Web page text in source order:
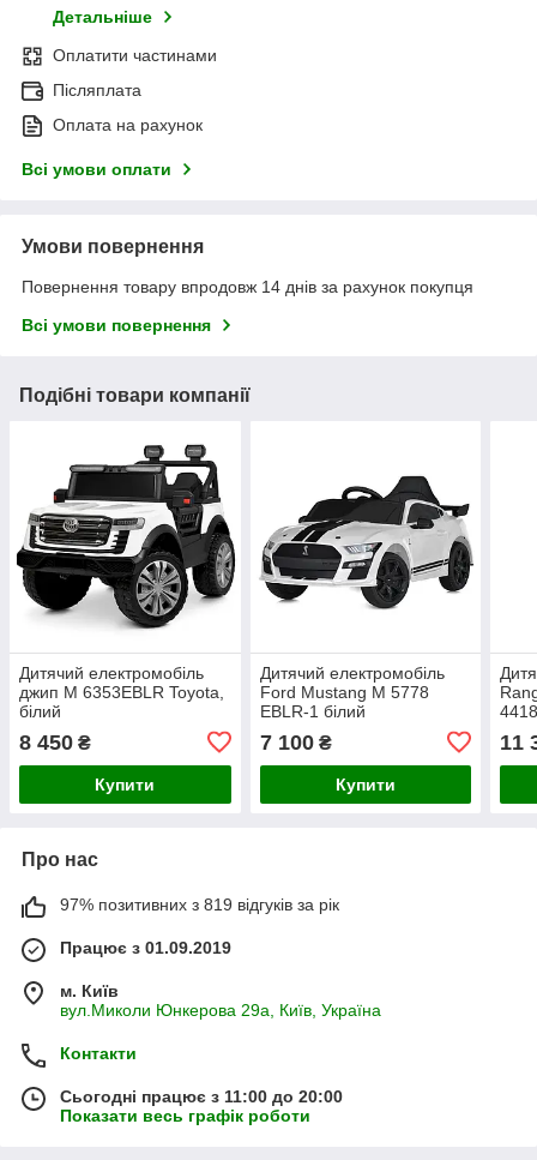
Детальніше
Оплатити частинами
Післяплата
Оплата на рахунок
Всі умови оплати
Умови повернення
Повернення товару впродовж 14 днів за рахунок покупця
Всі умови повернення
Подібні товари компанії
Дитячий електромобіль
джип M 6353EBLR Toyota,
білий
8 450 ₴
Купити
Дитячий електромобіль
Ford Mustang M 5778
EBLR-1 білий
7 100₴
Купити
11
Про нас
97% позитивних з 819 відгуків за рік
Працює з 01.09.2019
м. Київ
вул.Миколи Юнкерова 29а, Київ, Україна
Контакти
Сьогодні працює з 11:00 до 20:00
Показати весь графік роботи